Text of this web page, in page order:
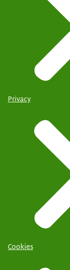
Privacy
Cookies